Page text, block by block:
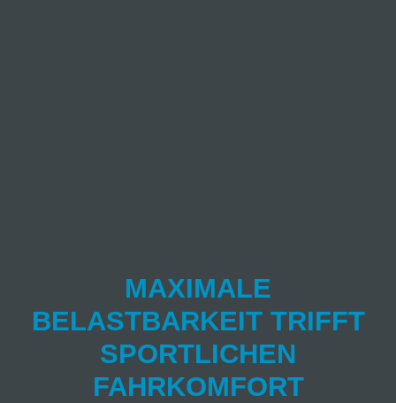
MAXIMALE
BELASTBARKEIT TRIFFT
SPORTLICHEN
FAHRKOMFORT